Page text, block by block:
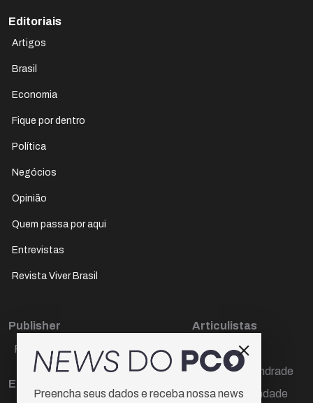
Editoriais
Artigos
Brasil
Economia
Fique por dentro
Política
Negócios
Opinião
Quem passa por aqui
Entrevistas
Revista Viver Brasil
Publisher
Paulo Cesar de Oliveira
Editora Chefe
Articulistas
Décio Freire
Dr Marcos Andrade
Hamilton Trindade
Preencha seus dados e receba nossa news